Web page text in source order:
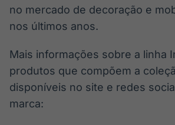
de ativos
Em breve
no mercado de decoração e
nos últimos anos.
Mais informações sobre a linha
produtos que compõem a
disponíveis no site e redes
marca: